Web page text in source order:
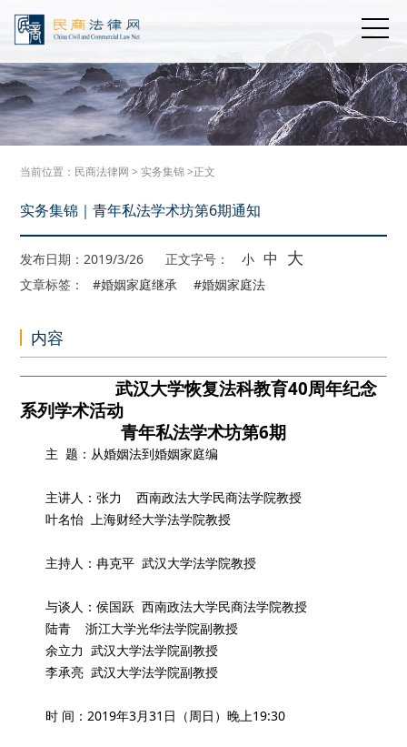
当前位置： 民商法律网 >实务集锦>正文
实务集锦｜青年私法学术坊第6期通知
发布日期：2019/3/26 正文字号： 小 中 大
文章标签： #婚姻家庭继承 #婚姻家庭法
内容
武汉大学恢复法科教育40周年纪念
系列学术活动
青年私法学术坊第6期
主 题：从婚姻法到婚姻家庭编
主讲人：张力 西南政法大学民商法学院教授
叶名怡 上海财经大学法学院教授
主持人：冉克平 武汉大学法学院教授
与谈人：侯国跃 西南政法大学民商法学院教授
陆青 浙江大学光华法学院副教授
余立力 武汉大学法学院副教授
李承亮 武汉大学法学院副教授
时 间：2019年3月31日（周日）晚上19:30